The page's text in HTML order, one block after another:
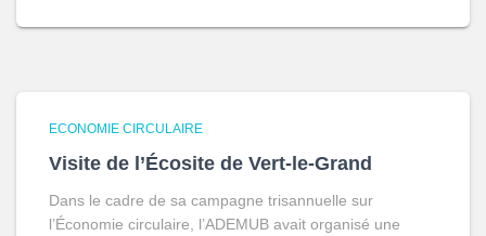
ECONOMIE CIRCULAIRE
Visite de l’Écosite de Vert-le-Grand
Dans le cadre de sa campagne trisannuelle sur
l’Économie circulaire, l’ADEMUB avait organisé une